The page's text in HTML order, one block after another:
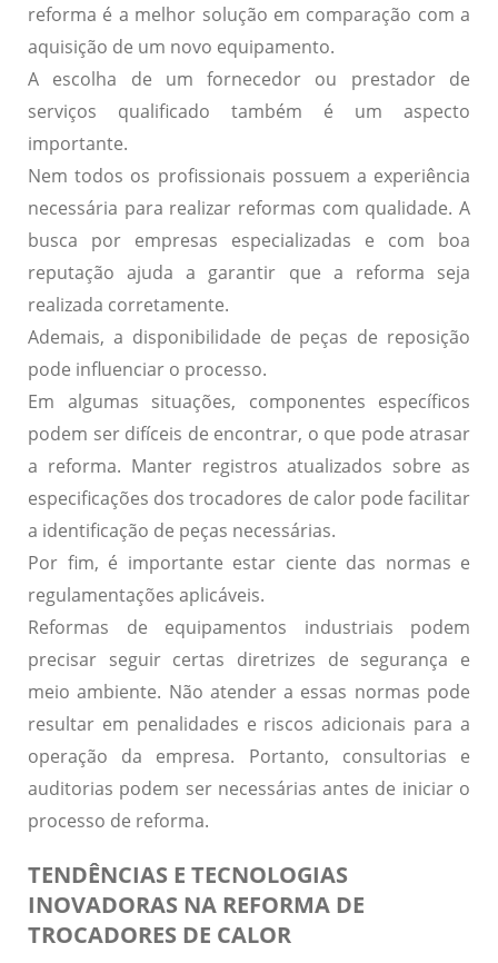
reforma é a melhor solução em comparação com a
aquisição de um novo equipamento.
A escolha de umfornecedor ou prestador de
serviços qualificado também é um aspecto
importante.
Nem todos os profissionais possuem a experiência
necessária para realizar reformas com qualidade. A
busca por empresas especializadas e com boa
reputação ajuda a garantir que a reforma seja
realizada corretamente.
Ademais, a disponibilidade de peças de reposição
pode influenciar o processo.
Em algumas situações, componentes específicos
podem ser difíceis de encontrar, o que pode atrasar
a reforma. Manter registros atualizados sobre as
especificações dos trocadores de calor pode facilitar
a identificação de peças necessárias.
Por fim, é importante estar ciente das normas e
regulamentações aplicáveis.
Reformas de equipamentos industriais podem
precisar seguir certas diretrizes de segurança e
meio ambiente. Não atender a essas normas pode
resultar em penalidades e riscos adicionais para a
operação da empresa. Portanto, consultorias e
auditorias podem ser necessárias antes de iniciar o
processo de reforma.
TENDÊNCIAS E TECNOLOGIAS
INOVADORAS NA REFORMA DE
TROCADORES DE CALOR